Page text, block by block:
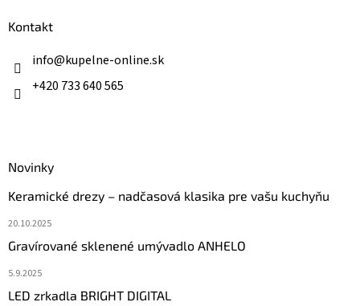
Kontakt
info@kupelne-online.sk
+420 733 640 565
Novinky
Keramické drezy – nadčasová klasika pre vašu kuchyňu
20.10.2025
Gravírované sklenené umývadlo ANHELO
5.9.2025
LED zrkadla BRIGHT DIGITAL